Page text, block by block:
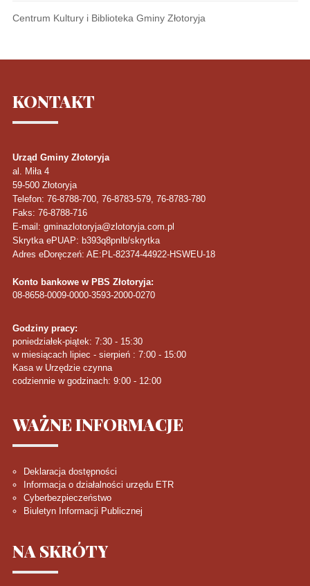
Centrum Kultury i Biblioteka Gminy Złotoryja
KONTAKT
Urząd Gminy Złotoryja
al. Miła 4
59-500 Złotoryja
Telefon: 76-8788-700, 76-8783-579, 76-8783-780
Faks: 76-8788-716
E-mail: gminazlotoryja@zlotoryja.com.pl
Skrytka ePUAP: b393q8pnlb/skrytka
Adres eDoręczeń: AE:PL-82374-44922-HSWEU-18
Konto bankowe w PBS Złotoryja:
08-8658-0009-0000-3593-2000-0270
Godziny pracy:
poniedziałek-piątek: 7:30 - 15:30
w miesiącach lipiec - sierpień : 7:00 - 15:00
Kasa w Urzędzie czynna
codziennie w godzinach: 9:00 - 12:00
WAŻNEINFORMACJE
Deklaracja dostępności
Informacja o działalności urzędu ETR
Cyberbezpieczeństwo
Biuletyn Informacji Publicznej
NA SKRÓTY